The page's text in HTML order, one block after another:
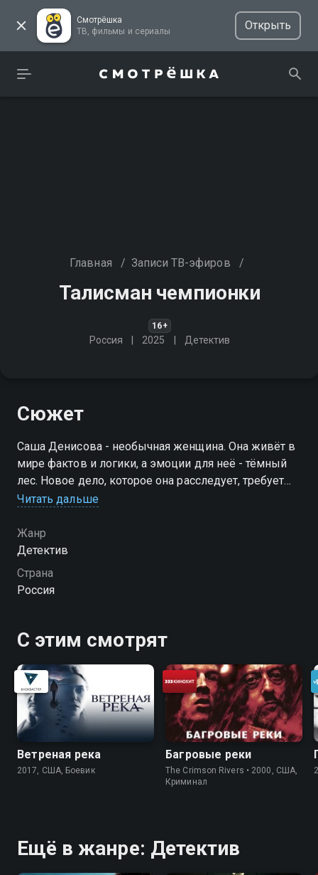
Смотрёшка
ТВ, фильмы и сериалы
Открыть
Главная / Записи ТВ-эфиров /
Талисман чемпионки
16+
Россия 2025 Детектив
Сюжет
Саша Денисова - необычная женщина. Она живёт в
мире фактов и логики, а эмоции для неё - тёмный
лес. Новое дело, которое она расследует, требует
полной отдачи: одну за другой убивают молодых
Читать дальше
Жанр
Детектив
Страна
Россия
С этим смотрят
Ветреная река
2017, США, Боевик
Багровые реки
The Crimson Rivers • 2000, США,
Криминал
Ещё в жанре: Детектив